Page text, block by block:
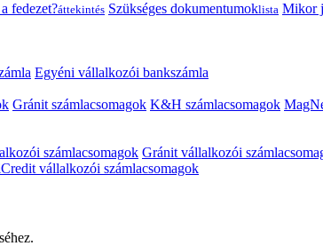
fedezet?áttekintés Szükséges dokumentumoklista Mikor
Egyéni vállalkozói bankszámla
Gránit számlacsomagok K&H számlacsomagok
számlacsomagok Gránit vállalkozói
vállalkozói számlacsomagok